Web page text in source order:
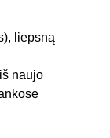
liepsną
naujo